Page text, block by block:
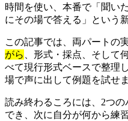
時間を使い、本番で「聞い
にその場で答える」という
この記事では、両パートの
がら
、形式・採点、そして
べて現行形式ベースで整理
場で声に出して例題を試せま
読み終わるころには、2つ
でき、次に自分が何から練